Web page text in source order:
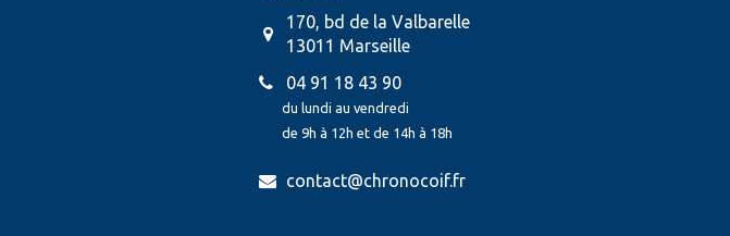
170, bd de la Valbarelle
13011 Marseille
04 91 18 43 90
du lundi au vendredi
de 9h à 12h et de 14h à 18h
contact@chronocoif.fr